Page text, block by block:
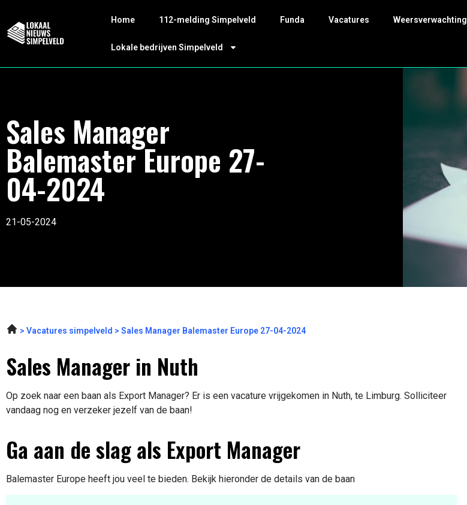
Home 112-melding Simpelveld Funda Vacatures Weersverwachting
Lokale bedrijven Simpelveld
Sales Manager
Balemaster Europe 27-
04-2024
21-05-2024
Vacatures simpelveld Sales Manager Balemaster Europe 27-04-2024
Sales Manager in Nuth
Op zoek naar een baan als Export Manager? Er is een vacature vrijgekomen in Nuth, te Limburg. Solliciteer
vandaag nog en verzeker jezelf van de baan!
Ga aan de slag als Export Manager
Balemaster Europe heeft jou veel te bieden. Bekijk hieronder de details van de baan